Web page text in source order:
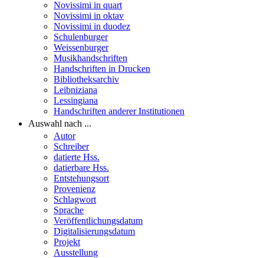
Novissimi in quart
Novissimi in oktav
Novissimi in duodez
Schulenburger
Weissenburger
Musikhandschriften
Handschriften in Drucken
Bibliotheksarchiv
Leibniziana
Lessingiana
Handschriften anderer Institutionen
Auswahl nach ...
Autor
Schreiber
datierte Hss.
datierbare Hss.
Entstehungsort
Provenienz
Schlagwort
Sprache
Veröffentlichungsdatum
Digitalisierungsdatum
Projekt
Ausstellung